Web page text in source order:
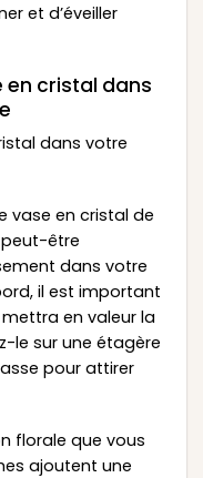
et d’éveiller
en cristal dans
dans votre
vase en cristal de
être
dans votre
il est important
en valeur la
le sur une étagère
pour attirer
florale que vous
ajoutent une